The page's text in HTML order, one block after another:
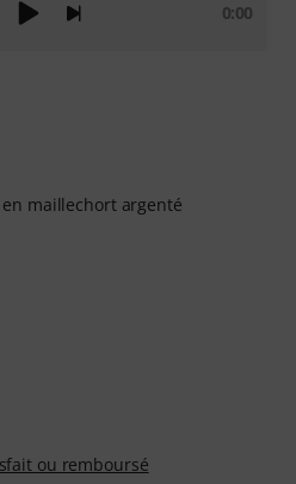
0:00
maillechort argenté
ou remboursé